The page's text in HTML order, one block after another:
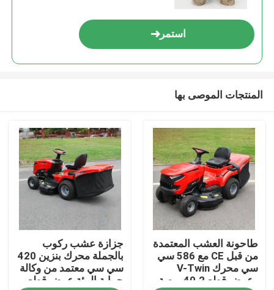
استمر
المنتجات الموصى بها
طاحونة العشب المعتمدة
من قبل CE مع 586 سي
سي محرك V-Twin
وعرض قطع 40.2 بوصة
جزازة عشب ركوب
بالجملة محرك بنزين 420
سي سي معتمد من وكالة
حماية البيئة عرض قطع